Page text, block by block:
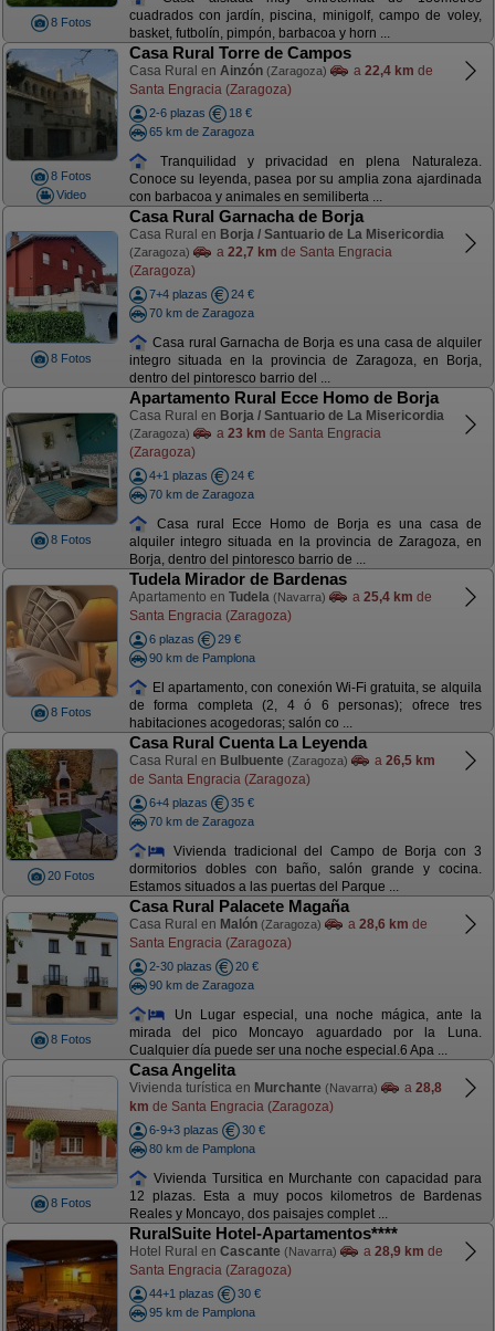
8 Fotos
cuadrados con jardín, piscina, minigolf, campo de voley,
basket, futbolín, pimpón, barbacoa y horn ...
8 Fotos
Video
Casa Rural Torre de Campos
Casa Rural en Ainzón (Zaragoza) a 22,4 km de
Santa Engracia (Zaragoza)
2-6 plazas
18 €
65 km de Zaragoza
Tranquilidad y privacidad en plena Naturaleza.
Conoce su leyenda, pasea por su amplia zona ajardinada
con barbacoa y animales en semiliberta ...
8 Fotos
Casa Rural Garnacha de Borja
Casa Rural en Borja / Santuario de La Misericordia
(Zaragoza) a 22,7 km de Santa Engracia
(Zaragoza)
7+4 plazas
24 €
70 km de Zaragoza
Casa rural Garnacha de Borja es una casa de alquiler
integro situada en la provincia de Zaragoza, en Borja,
dentro del pintoresco barrio del ...
8 Fotos
Apartamento Rural Ecce Homo de Borja
Casa Rural en Borja / Santuario de La Misericordia
(Zaragoza) a 23 km de Santa Engracia
(Zaragoza)
4+1 plazas
24 €
70 km de Zaragoza
Casa rural Ecce Homo de Borja es una casa de
alquiler integro situada en la provincia de Zaragoza, en
Borja, dentro del pintoresco barrio de ...
8 Fotos
Tudela Mirador de Bardenas
Apartamento en Tudela (Navarra) a 25,4 km de
Santa Engracia (Zaragoza)
6 plazas
29 €
90 km de Pamplona
El apartamento, con conexión Wi-Fi gratuita, se alquila
de forma completa (2, 4 ó 6 personas); ofrece tres
habitaciones acogedoras; salón co ...
20 Fotos
Casa Rural Cuenta La Leyenda
Casa Rural en Bulbuente (Zaragoza) a 26,5 km
de Santa Engracia (Zaragoza)
6+4 plazas
35 €
70 km de Zaragoza
Vivienda tradicional del Campo de Borja con 3
dormitorios dobles con baño, salón grande y cocina.
Estamos situados a las puertas del Parque ...
8 Fotos
Casa Rural Palacete Magaña
Casa Rural en Malón (Zaragoza) a 28,6 km de
Santa Engracia (Zaragoza)
2-30 plazas
20 €
90 km de Zaragoza
Un Lugar especial, una noche mágica, ante la
mirada del pico Moncayo aguardado por la Luna.
Cualquier día puede ser una noche especial.6 Apa ...
8 Fotos
Casa Angelita
Vivienda turística en Murchante (Navarra) a 28,8
km de Santa Engracia (Zaragoza)
6-9+3 plazas
30 €
80 km de Pamplona
Vivienda Tursitica en Murchante con capacidad para
12 plazas. Esta a muy pocos kilometros de Bardenas
Reales y Moncayo, dos paisajes complet ...
RuralSuite Hotel-Apartamentos****
Hotel Rural en Cascante (Navarra) a 28,9 km de
Santa Engracia (Zaragoza)
44+1 plazas
30 €
95 km de Pamplona